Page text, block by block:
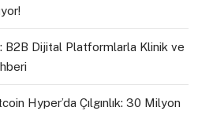
B2B Dijital Platformlarla Klinik ve
Hyper’da Çılgınlık: 30 Milyon